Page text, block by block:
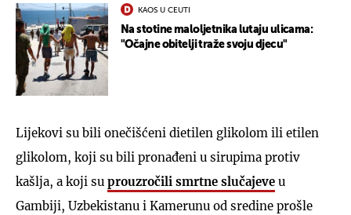
KAOS U CEUTI
Na stotine maloljetnika lutaju ulicama:
"Očajne obitelji traže svoju djecu"
Lijekovi su bili onečišćeni dietilen glikolom ili etilen
glikolom, koji su bili pronađeni u sirupima protiv
kašlja, a koji su prouzročili smrtne slučajeve u
Gambiji, Uzbekistanu i Kamerunu od sredine prošle